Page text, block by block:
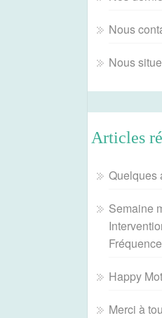
Nous
Nous
Articles
Quelques
Semaine
Happy
Merci à